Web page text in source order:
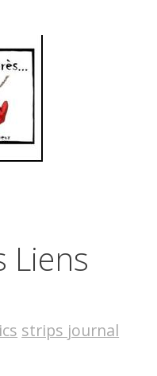
Liens
strips journal